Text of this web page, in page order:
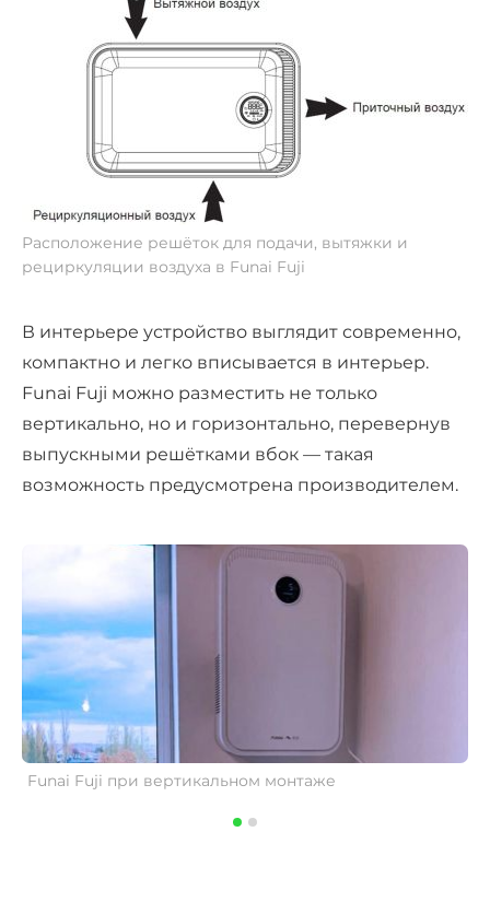
Расположение решёток для подачи, вытяжки и
рециркуляции воздуха в Funai Fuji
В интерьере устройство выглядит современно,
компактно и легко вписывается в интерьер.
Funai Fuji можно разместить не только
вертикально, но и горизонтально, перевернув
выпускными решётками вбок — такая
возможность предусмотрена производителем.
Funai Fuji при вертикальном монтаже